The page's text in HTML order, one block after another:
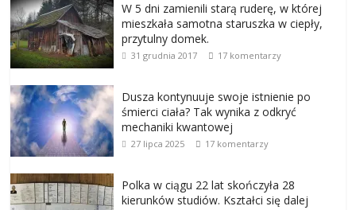
W 5 dni zamienili starą ruderę, w której
mieszkała samotna staruszka w ciepły,
przytulny domek.
31 grudnia 2017 17 komentarzy
Dusza kontynuuje swoje istnienie po
śmierci ciała? Tak wynika z odkryć
mechaniki kwantowej
27 lipca 2025 17 komentarzy
Polka w ciągu 22 lat skończyła 28
kierunków studiów. Kształci się dalej